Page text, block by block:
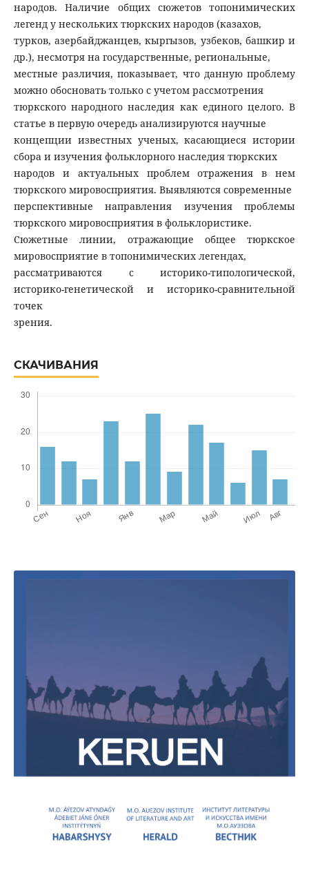
народов. Наличие общих сюжетов топонимических
легенд у нескольких тюркских народов (казахов,
турков, азербайджанцев, кыргызов, узбеков, башкир и
др.), несмотря на государственные, региональные,
местные различия, показывает, что данную проблему
можно обосновать только с учетом рассмотрения
тюркского народного наследия как единого целого. В
статье в первую очередь анализируются научные
концепции известных ученых, касающиеся истории
сбора и изучения фольклорного наследия тюркских
народов и актуальных проблем отражения в нем
тюркского мировосприятия. Выявляются современные
перспективные направления изучения проблемы
тюркского мировосприятия в фольклористике.
Сюжетные линии, отражающие общее тюркское
мировосприятие в топонимических легендах,
рассматриваются с историко-типологической,
историко-генетической и историко-сравнительной
точек
зрения.
СКАЧИВАНИЯ